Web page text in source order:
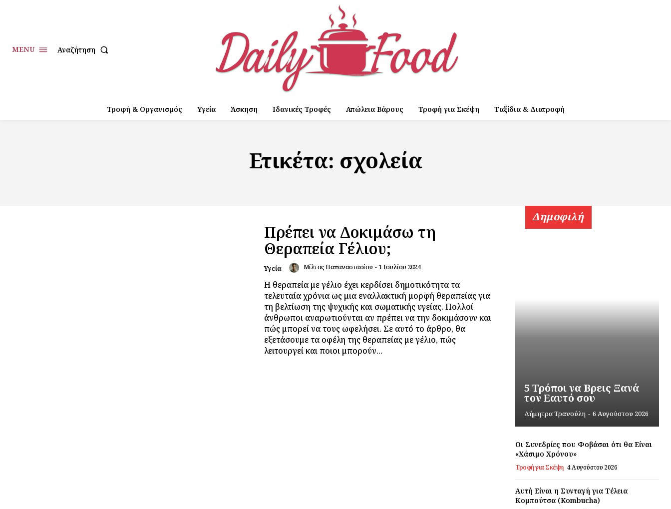
MENU Αναζήτηση
Τροφή & Οργανισμός Υγεία Άσκηση Ιδανικές Τροφές Απώλεια Βάρους Τροφή για Σκέψη Ταξίδια & Διατροφή
Ετικέτα: σχολεία
Πρέπει να Δοκιμάσω τη
Θεραπεία Γέλιου;
Υγεία Μίλτος Παπαναστασίου - 1 Ιουλίου 2024
Η θεραπεία με γέλιο έχει κερδίσει δημοτικότητα τα
τελευταία χρόνια ως μια εναλλακτική μορφή θεραπείας για
τη βελτίωση της ψυχικής και σωματικής υγείας. Πολλοί
άνθρωποι αναρωτιούνται αν πρέπει να την δοκιμάσουν και
πώς μπορεί να τους ωφελήσει. Σε αυτό το άρθρο, θα
εξετάσουμε τα οφέλη της θεραπείας με γέλιο, πώς
λειτουργεί και ποιοι μπορούν...
Δημοφιλή
5 Τρόποι να Βρεις Ξανά
τον Εαυτό σου
Δήμητρα Τρανούλη - 6 Αυγούστου 2026
Οι Συνεδρίες που Φοβάσαι ότι θα Είναι
«Χάσιμο Χρόνου»
Τροφή για Σκέψη 4 Αυγούστου 2026
Αυτή Είναι η Συνταγή για Τέλεια
Κομπούτσα (Kombucha)